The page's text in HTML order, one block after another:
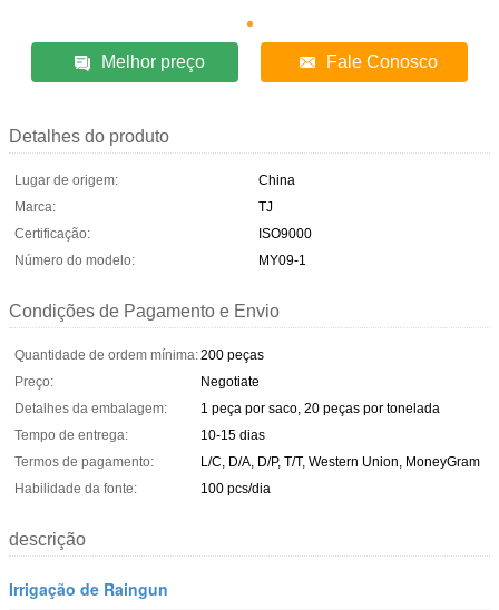
Melhor preço Fale Conosco
Detalhes do produto
Lugar de origem:
China
Marca:
TJ
Certificação:
ISO9000
Número do modelo:
MY09-1
Condições de Pagamento e Envio
Quantidade de ordem mínima:200 peças
Preço:
Negotiate
Detalhes da embalagem:
1 peça por saco, 20 peças por tonelada
Tempo de entrega:
10-15 dias
Termos de pagamento:
L/C, D/A, D/P, T/T, Western Union, MoneyGram
Habilidade da fonte:
100 pcs/dia
descrição
Irrigação de Raingun